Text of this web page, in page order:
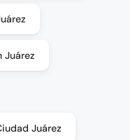
Juárez
Juárez